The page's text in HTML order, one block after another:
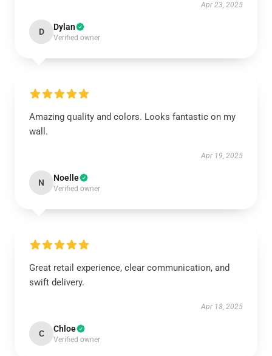
Apr 23, 2025
D Dylan
Verified owner
Amazing quality and colors. Looks fantastic on my
wall.
Apr 19, 2025
N Noelle
Verified owner
Great retail experience, clear communication, and
swift delivery.
Apr 18, 2025
C Chloe
Verified owner